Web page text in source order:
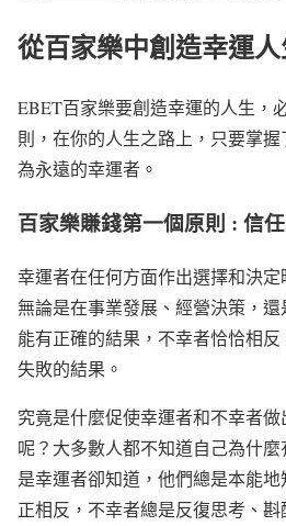
從百家樂中創造幸運
EBET百家樂要創造幸運的人生，
則，在你的人生之路上，只要掌
為永遠的幸運者。
百家樂賺錢第一個原則 : 信
幸運者在任何方面作出選擇和決定
無論是在事業發展、經營決策，
能有正確的結果，不幸者恰恰相反
失敗的結果。
究竟是什麼促使幸運者和不幸者
呢？大多數人都不知道自己為什
是幸運者卻知道，他們總是本能地
正相反，不幸者總是反復思考、